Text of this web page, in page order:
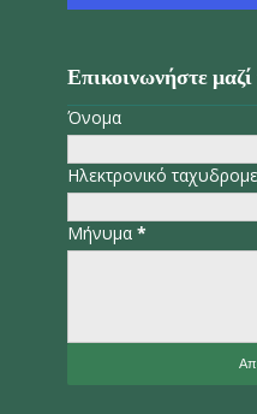
Επικοινωνήστε
Όνομα
Ηλεκτρονικό
Μήνυμα*